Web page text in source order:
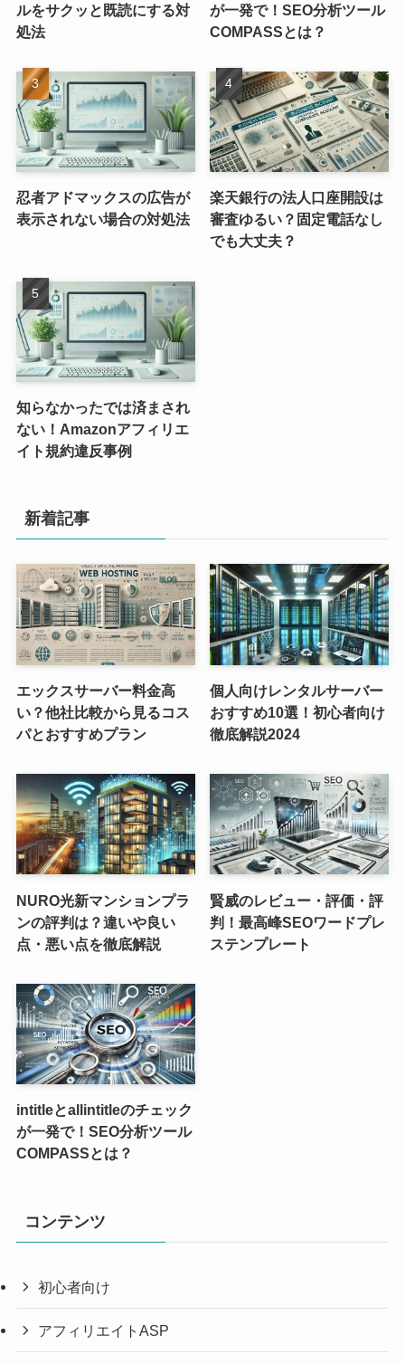
ルをサクッと既読にする対
処法
が一発で！SEO分析ツール
COMPASSとは？
忍者アドマックスの広告が
表示されない場合の対処法
楽天銀行の法人口座開設は
審査ゆるい？固定電話なし
でも大丈夫？
知らなかったでは済まされ
ない！Amazonアフィリエ
イト規約違反事例
新着記事
エックスサーバー料金高
い？他社比較から見るコス
パとおすすめプラン
個人向けレンタルサーバー
おすすめ10選！初心者向け
徹底解説2024
NURO光新マンションプラ
ンの評判は？違いや良い
点・悪い点を徹底解説
賢威のレビュー・評価・評
判！最高峰SEOワードプレ
ステンプレート
intitleとallintitleのチェック
が一発で！SEO分析ツール
COMPASSとは？
コンテンツ
初心者向け
アフィリエイトASP